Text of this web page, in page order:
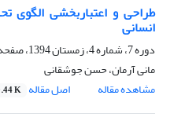
طراحی و اعتباربخشی الگوی
انسانی
دوره 7، شماره 4، زمستان 1394، صفحه
مانی آرمان، حسن جوشقانی
مشاهده مقاله
اصل مقاله K